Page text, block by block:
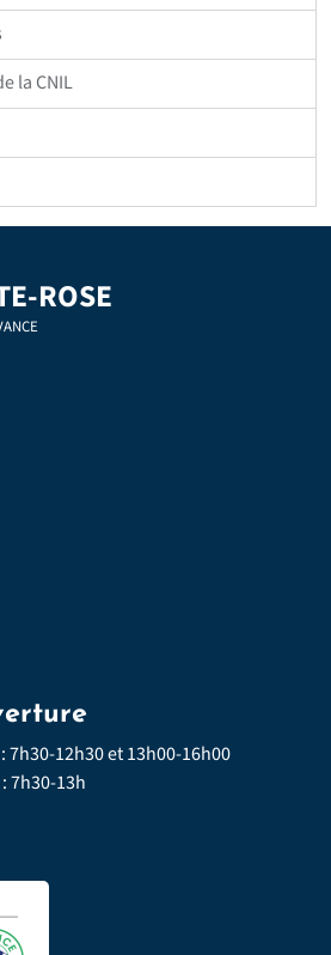
la CNIL
ROSE
12h30 et 13h00-16h00
7h30-13h